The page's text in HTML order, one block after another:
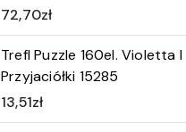
72,70zł
Trefl Puzzle 160el. Violetta I
Przyjaciółki 15285
13,51zł